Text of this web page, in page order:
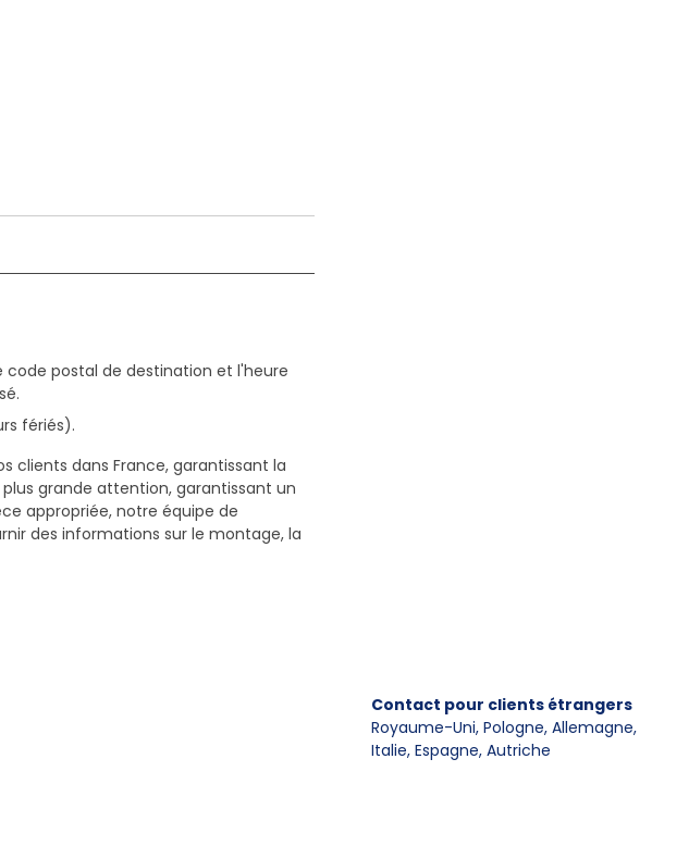
code postal de destination et l'heure
fériés).
clients dans France, garantissant la
grande attention, garantissant un
appropriée, notre équipe de
des informations sur le montage, la
Contact pour clients étrangers
Royaume-Uni, Pologne, Allemagne,
Italie, Espagne, Autriche